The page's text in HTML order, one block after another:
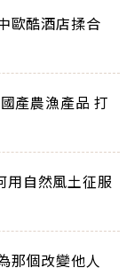
歐酷酒店揉合
產農漁產品 打
用自然風土征服
那個改變他人